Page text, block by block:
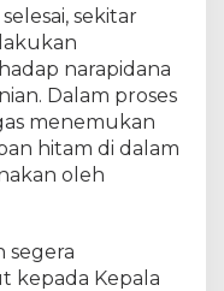
sekitar
narapidana
Dalam proses
menemukan
hitam di dalam
oleh
segera
kepada Kepala